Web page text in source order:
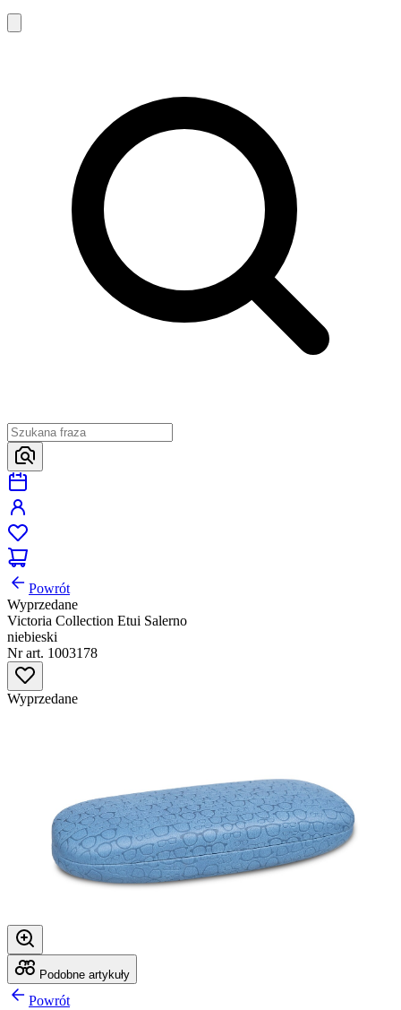
Powrót
Wyprzedane
Victoria Collection Etui Salerno
niebieski
Nr art. 1003178
Wyprzedane
Podobne artykuły
Powrót